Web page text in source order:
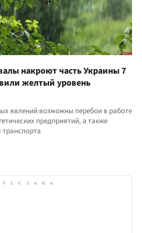
накроют часть Украины 7
желтый уровень
явлений возможны перебои в работе
предприятий, а также